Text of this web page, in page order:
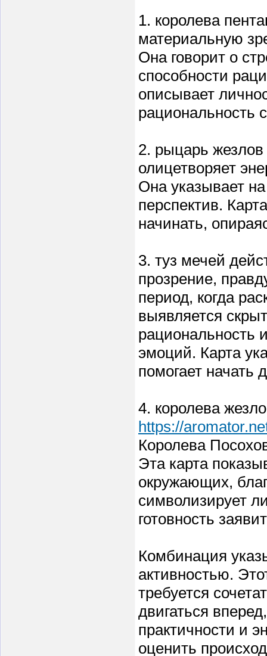
1. королева
материальную
Она говорит о
способности
описывает
рациональность
2. рыцарь
олицетворяет
Она указывает
перспектив.
начинать,
3. туз мечей
прозрение,
период, когда
выявляется
рациональность
эмоций. Карта
помогает начать
4. королева
https://
Королева
Эта карта
окружающих,
символизирует
готовность
Комбинация
активностью.
требуется
двигаться
практичности и
оценить